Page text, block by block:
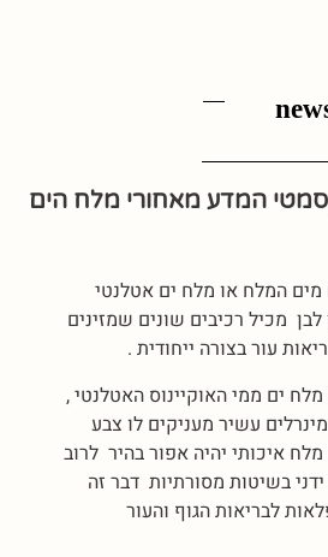
המדע מאחורי מלח הים
המלח או מלח ים אטלנטי
מכיל רכיבים שונים שמזינים
עור בצורה ייחודית .
ים ממי האוקיינוס האטלנטי ,
עשיר מעניקים לו צבע
איכותי יהיה אפור בהיר לרוב
בשיטות מסורתיות דבר זה
לבריאות הגוף והעור